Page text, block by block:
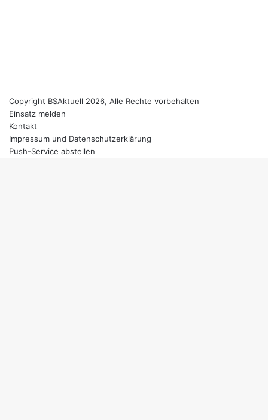
Copyright BSAktuell 2026, Alle Rechte vorbehalten
Einsatz melden
Kontakt
Impressum und Datenschutzerklärung
Push-Service abstellen